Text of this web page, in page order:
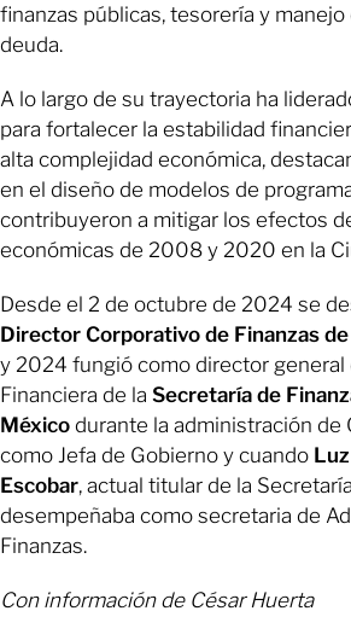
finanzas públicas, tesorería y
deuda.
A lo largo de su trayectoria ha
para fortalecer la estabilidad
alta complejidad económica,
en el diseño de modelos de
contribuyeron a mitigar los efectos
económicas de 2008 y 2020 en la
Desde el 2 de octubre de 2024 se
Director Corporativo de Finanzas
y 2024 fungió como director general
Financiera de la Secretaría de
México durante la administración de
como Jefa de Gobierno y cuando
Escobar, actual titular de la
desempeñaba como secretaria de
Finanzas.
Con información de César Huerta